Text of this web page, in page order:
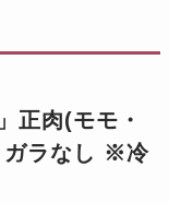
正肉(モモ・
ガラなし ※冷